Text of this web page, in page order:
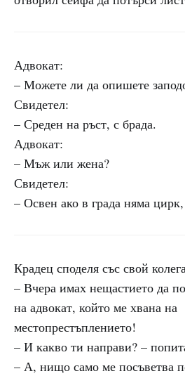
Адвокат:
– Можете ли да опишете
Свидетел:
– Среден на ръст, с брада.
Адвокат:
– Мъж или жена?
Свидетел:
– Освен ако в града няма
Крадец споделя със свой
– Вчера имах нещастието да
на адвокат, който ме хвана на
местопрестъплението!
– И какво ти направи? –
– А, нищо само ме посъветва